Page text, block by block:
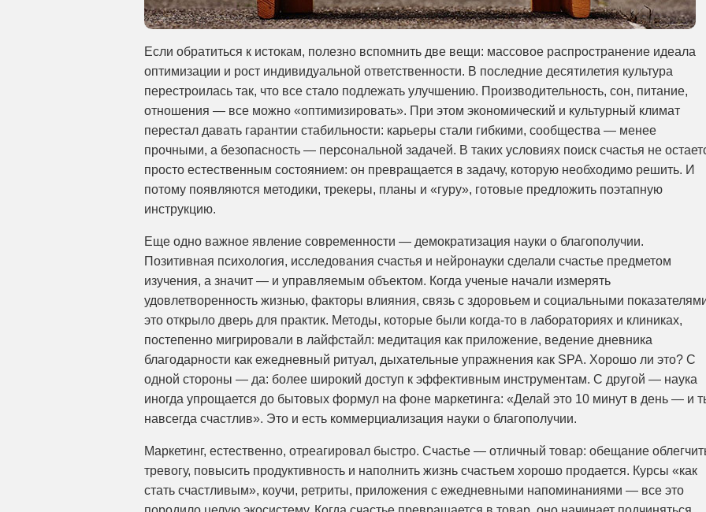
Если обратиться к истокам, полезно вспомнить две вещи: массовое распространение идеала
оптимизации и рост индивидуальной ответственности. В последние десятилетия культура
перестроилась так, что все стало подлежать улучшению. Производительность, сон, питание,
отношения — все можно «оптимизировать». При этом экономический и культурный климат
перестал давать гарантии стабильности: карьеры стали гибкими, сообщества — менее
прочными, а безопасность — персональной задачей. В таких условиях поиск счастья не
просто естественным состоянием: он превращается в задачу, которую необходимо решить. И
потому появляются методики, трекеры, планы и «гуру», готовые предложить поэтапную
инструкцию.
Еще одно важное явление современности — демократизация науки о благополучии.
Позитивная психология, исследования счастья и нейронауки сделали счастье предметом
изучения, а значит — и управляемым объектом. Когда ученые начали измерять
удовлетворенность жизнью, факторы влияния, связь с здоровьем и социальными
это открыло дверь для практик. Методы, которые были когда-то в лабораториях и клиниках,
постепенно мигрировали в лайфстайл: медитация как приложение, ведение дневника
благодарности как ежедневный ритуал, дыхательные упражнения как SPA. Хорошо ли это? С
одной стороны — да: более широкий доступ к эффективным инструментам. С другой — наука
иногда упрощается до бытовых формул на фоне маркетинга: «Делай это 10 минут в день — и
навсегда счастлив». Это и есть коммерциализация науки о благополучии.
Маркетинг, естественно, отреагировал быстро. Счастье — отличный товар: обещание
тревогу, повысить продуктивность и наполнить жизнь счастьем хорошо продается. Курсы «как
стать счастливым», коучи, ретриты, приложения с ежедневными напоминаниями — все это